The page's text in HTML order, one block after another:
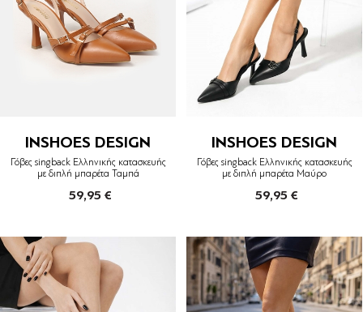
INSHOES DESIGN
Γόβες singback Ελληνικής κατασκευής
με διπλή μπαρέτα Ταμπά
59,95 €
INSHOES DESIGN
Γόβες singback Ελληνικής κατασκευής
με διπλή μπαρέτα Μαύρο
59,95 €